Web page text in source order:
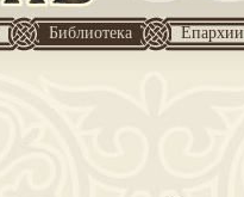
Библиотека Епархии